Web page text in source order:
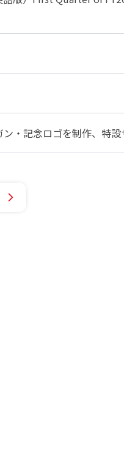
・記念ロゴを制作、特